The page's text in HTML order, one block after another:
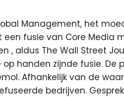
Management, het
een fusie van Core Media
, aldus The Wall Street
handen zijnde fusie. De
Afhankelijk van de
bedrijven.